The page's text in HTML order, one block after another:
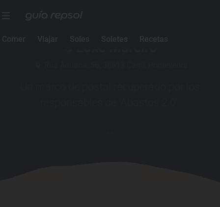
Comer Viajar Soles Soletes Recetas
1 Sol Guía Repsol
O Loxe Mareiro